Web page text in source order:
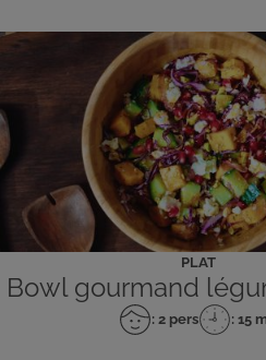
PLAT
Bowl gourmand
Nombre
: 2 pers
Temps
: 15